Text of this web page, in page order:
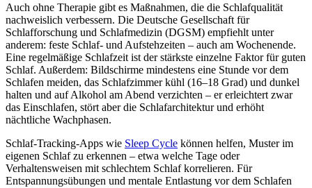
Auch ohne Therapie gibt es Maßnahmen, die die Schlafqualität
nachweislich verbessern. Die Deutsche Gesellschaft für
Schlafforschung und Schlafmedizin (DGSM) empfiehlt unter
anderem: feste Schlaf- und Aufstehzeiten – auch am Wochenende.
Eine regelmäßige Schlafzeit ist der stärkste einzelne Faktor für guten
Schlaf. Außerdem: Bildschirme mindestens eine Stunde vor dem
Schlafen meiden, das Schlafzimmer kühl (16–18 Grad) und dunkel
halten und auf Alkohol am Abend verzichten – er erleichtert zwar
das Einschlafen, stört aber die Schlafarchitektur und erhöht
nächtliche Wachphasen.
Schlaf-Tracking-Apps wie Sleep Cycle können helfen, Muster im
eigenen Schlaf zu erkennen – etwa welche Tage oder
Verhaltensweisen mit schlechtem Schlaf korrelieren. Für
Entspannungsübungen und mentale Entlastung vor dem Schlafen